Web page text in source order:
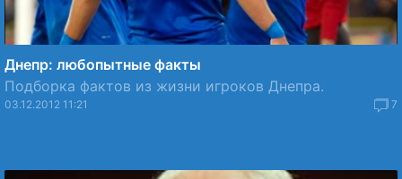
Днепр: любопытные факты
Подборка фактов из жизни игроков Днепра.
03.12.2012 11:21 7